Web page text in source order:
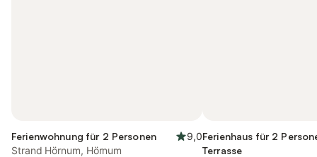
Ferienwohnung für 2 Personen
9,0
Strand Hörnum, Hörnum
Ferienhaus für 2
Terrasse